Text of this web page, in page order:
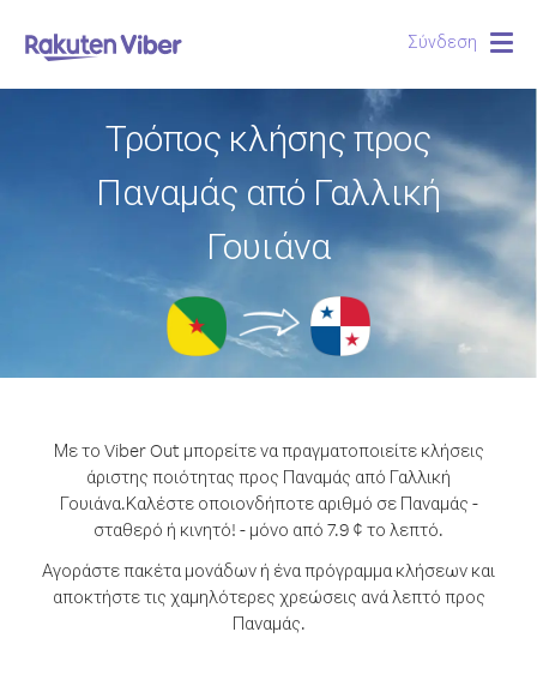
Σύνδεση
Τρόπος κλήσης προς
Παναμάς από Γαλλική
Γουιάνα
Με το Viber Out μπορείτε να πραγματοποιείτε κλήσεις
άριστης ποιότητας προς Παναμάς από Γαλλική
Γουιάνα.Καλέστε οποιονδήποτε αριθμό σε Παναμάς -
σταθερό ή κινητό! - μόνο από 7.9 ¢ το λεπτό.
Αγοράστε πακέτα μονάδων ή ένα πρόγραμμα κλήσεων και
αποκτήστε τις χαμηλότερες χρεώσεις ανά λεπτό προς
Παναμάς.